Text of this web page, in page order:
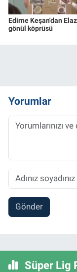
Edirne Keşan'dan
gönül köprüsü
Yorumlar
Gönder
Süper Lig